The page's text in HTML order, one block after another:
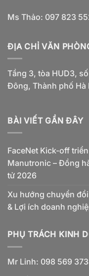
Ms Thảo: 097 823
ĐỊA CHỈ VĂN
Tầng 3, tòa HUD3,
Đông, Thành phố Hà
BÀI VIẾT GẦN ĐÂY
FaceNet Kick-off
Manutronic – Đồng
tử 2026
Xu hướng chuyển
& Lợi ích doanh
PHỤ TRÁCH KINH
Mr Linh: 098 569